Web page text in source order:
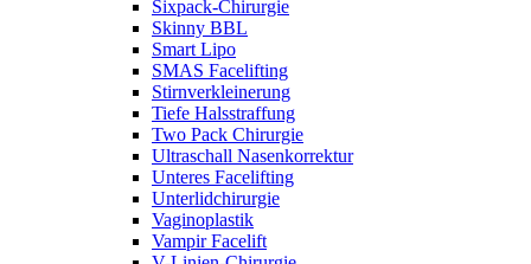
Sixpack-Chirurgie
Skinny BBL
Smart Lipo
SMAS Facelifting
Stirnverkleinerung
Tiefe Halsstraffung
Two Pack Chirurgie
Ultraschall Nasenkorrektur
Unteres Facelifting
Unterlidchirurgie
Vaginoplastik
Vampir Facelift